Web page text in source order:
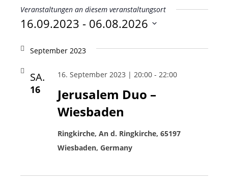
Veranstaltungen an diesem veranstaltungsort
16.09.2023 - 06.08.2026
wählen.
September 2023
SA.
16
Jerusalem Duo –
Wiesbaden
16. September 2023 | 20:00- 22:00
Ringkirche, An d. Ringkirche, 65197
Wiesbaden, Germany